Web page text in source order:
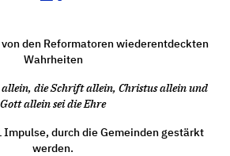
den Reformatoren wiederentdeckten
Wahrheiten
die Schrift allein, Christus allein und
Gott allein sei die Ehre
durch die Gemeinden gestärkt
werden.